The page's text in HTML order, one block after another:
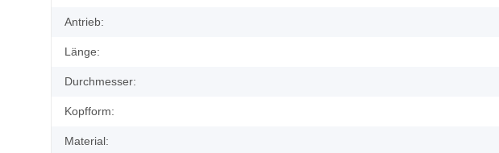
Antrieb:
Länge:
Durchmesser:
Kopfform:
Material: